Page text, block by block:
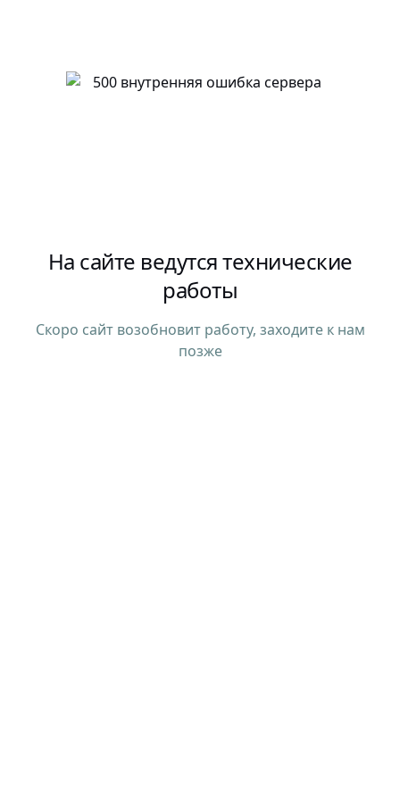
На сайте ведутся технические
работы
Скоро сайт возобновит работу, заходите к нам
позже